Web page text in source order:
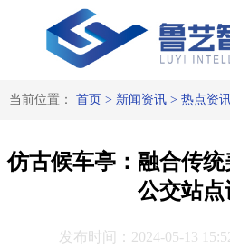
当前位置： 首页 > 新闻资讯> 热点资
仿古候车亭：融合传
公交站点
发布时间：2024-05-13